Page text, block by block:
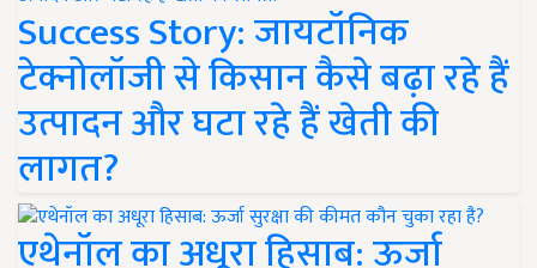
Success Story: जायटॉनिक
टेक्नोलॉजी से किसान कैसे बढ़ा रहे हैं
उत्पादन और घटा रहे हैं खेती की
लागत?
एथेनॉल का अधूरा हिसाब: ऊर्जा